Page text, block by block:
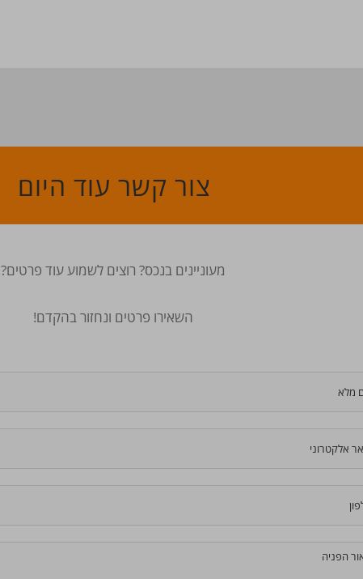
צור קשר עוד היום
מעוניינים בנכס? רוצים לשמוע עוד פרטים?
השאירו פרטים ונחזור בהקדם!